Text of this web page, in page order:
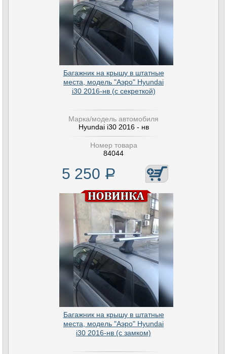
Багажник на крышу в штатные
места, модель "Аэро" Hyundai
i30 2016-нв (с секреткой)
Марка/модель автомобиля
Hyundai i30 2016 - нв
Номер товара
84044
5 250 Р
Багажник на крышу в штатные
места, модель "Аэро" Hyundai
i30 2016-нв (с замком)